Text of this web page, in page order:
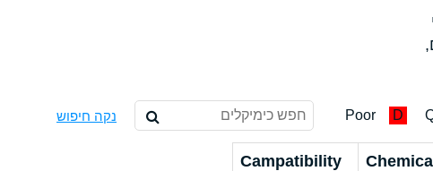
D
Poor נקה חיפוש
Chemical
Campatibility